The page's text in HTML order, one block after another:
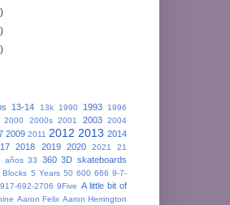
13-14 13k 1990 1993
1996
2000 2000s 2001 2003 2004
2009 2011 2012 2013 2014
2018 2019 2020 2021
21
años 33 360 3D skateboards
Blocks 5 Years 50 600 666 9-7-
917-692-2706 9Five A little bit of
Aaron Felix Aaron Herrington